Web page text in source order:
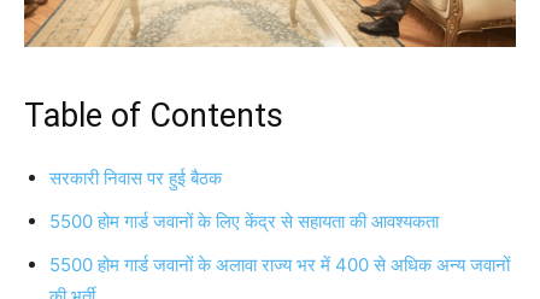
Table of Contents
सरकारी निवास पर हुई बैठक
5500 होम गार्ड जवानों के लिए केंद्र से सहायता की आवश्यकता
5500 होम गार्ड जवानों के अलावा राज्य भर में 400 से अधिक अन्य जवानों